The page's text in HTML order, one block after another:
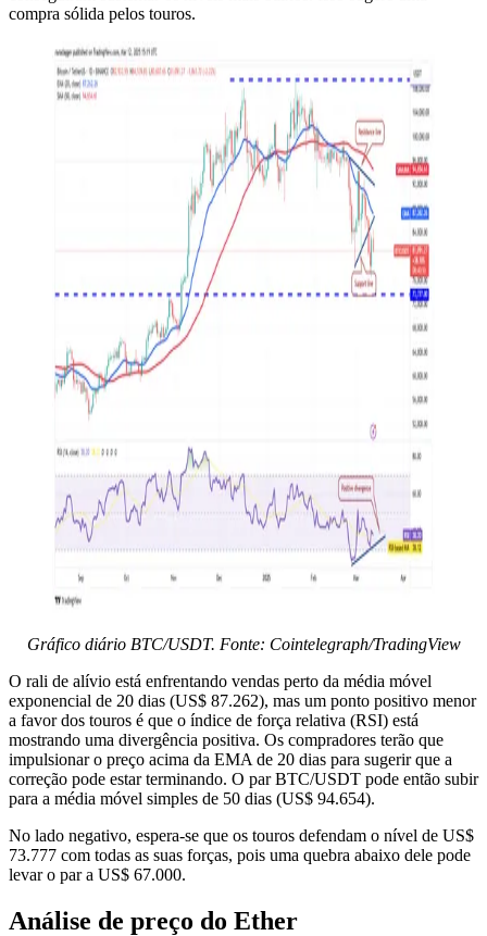
compra sólida pelos touros.
Gráfico diário BTC/USDT. Fonte: Cointelegraph/TradingView
O rali de alívio está enfrentando vendas perto da média móvel
exponencial de 20 dias (US$ 87.262), mas um ponto positivo menor
a favor dos touros é que o índice de força relativa (RSI) está
mostrando uma divergência positiva. Os compradores terão que
impulsionar o preço acima da EMA de 20 dias para sugerir que a
correção pode estar terminando. O par BTC/USDT pode então subir
para a média móvel simples de 50 dias (US$ 94.654).
No lado negativo, espera-se que os touros defendam o nível de US$
73.777 com todas as suas forças, pois uma quebra abaixo dele pode
levar o par a US$ 67.000.
Análise de preço do Ether